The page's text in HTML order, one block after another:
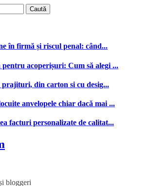
în firmă și riscul penal: când...
acoperișuri: Cum să alegi ...
din carton si cu desig...
anvelopele chiar dacă mai ...
facturi personalizate de calitat...
bloggeri